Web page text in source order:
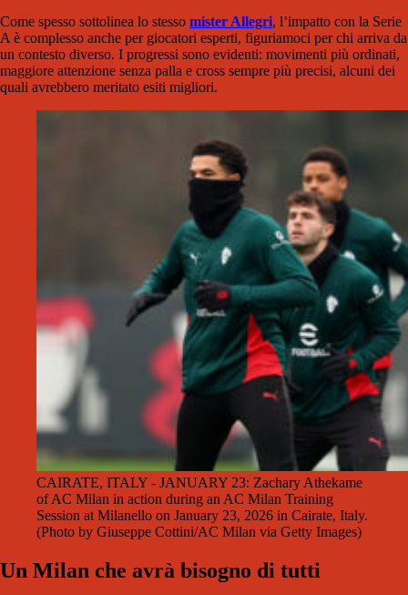
Come spesso sottolinea lo stesso mister Allegri, l’impatto con la Serie
A è complesso anche per giocatori esperti, figuriamoci per chi arriva da
un contesto diverso. I progressi sono evidenti: movimenti più ordinati,
maggiore attenzione senza palla e cross sempre più precisi, alcuni dei
quali avrebbero meritato esiti migliori.
CAIRATE, ITALY - JANUARY 23: Zachary Athekame
of AC Milan in action during an AC Milan Training
Session at Milanello on January 23, 2026 in Cairate, Italy.
(Photo by Giuseppe Cottini/AC Milan via Getty Images)
Un Milan che avrà bisogno di tutti